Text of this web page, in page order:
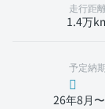
走行距離
1.4万
予定納期
26年8月